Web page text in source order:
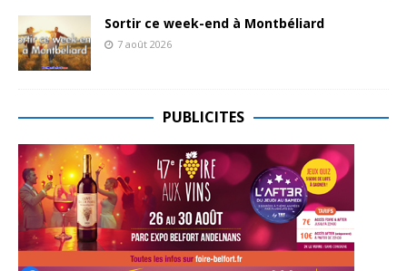
Sortir ce week-end à Montbéliard
7 août 2026
PUBLICITES